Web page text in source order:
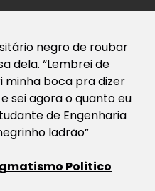
negro de roubar
dela. “Lembrei de
minha boca pra dizer
sei agora o quanto eu
de Engenharia
ladrão”
Politico